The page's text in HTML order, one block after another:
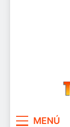
MENÚ